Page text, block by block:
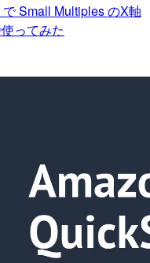
Small Multiples のX軸
ってみた